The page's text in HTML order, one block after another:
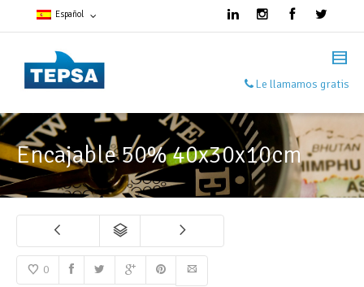
Español
Francés
Español
Inglés
Le llamamos gratis
Encajable 50% 40x30x10cm
0